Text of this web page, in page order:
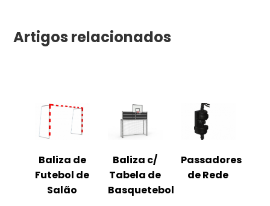
Artigos relacionados
Baliza de
Futebol de
Salão
Baliza c/
Tabela de
Basquetebol
Passadores
de Rede